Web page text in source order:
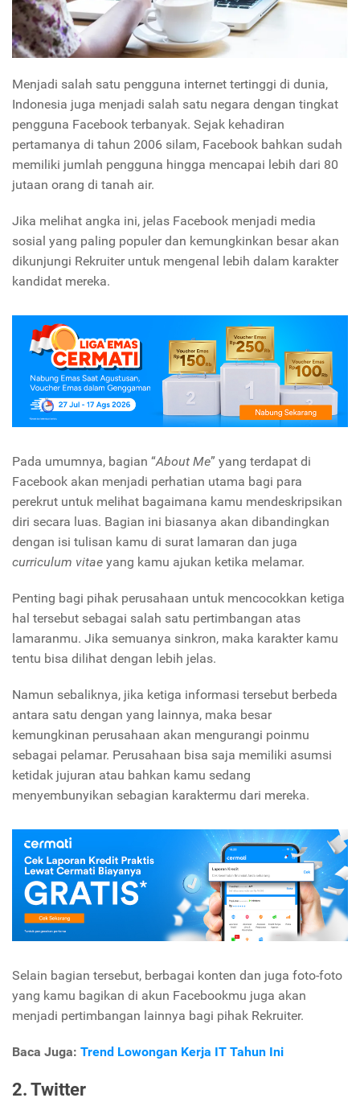
Menjadi salah satu pengguna internet tertinggi di dunia,
Indonesia juga menjadi salah satu negara dengan tingkat
pengguna Facebook terbanyak. Sejak kehadiran
pertamanya di tahun 2006 silam, Facebook bahkan sudah
memiliki jumlah pengguna hingga mencapai lebih dari 80
jutaan orang di tanah air.
Jika melihat angka ini, jelas Facebook menjadi media
sosial yang paling populer dan kemungkinkan besar akan
dikunjungi Rekruiter untuk mengenal lebih dalam karakter
kandidat mereka.
Pada umumnya, bagian “About Me” yang terdapat di
Facebook akan menjadi perhatian utama bagi para
perekrut untuk melihat bagaimana kamu mendeskripsikan
diri secara luas. Bagian ini biasanya akan dibandingkan
dengan isi tulisan kamu di surat lamaran dan juga
curriculum vitae yang kamu ajukan ketika melamar.
Penting bagi pihak perusahaan untuk mencocokkan ketiga
hal tersebut sebagai salah satu pertimbangan atas
lamaranmu. Jika semuanya sinkron, maka karakter kamu
tentu bisa dilihat dengan lebih jelas.
Namun sebaliknya, jika ketiga informasi tersebut berbeda
antara satu dengan yang lainnya, maka besar
kemungkinan perusahaan akan mengurangi poinmu
sebagai pelamar. Perusahaan bisa saja memiliki asumsi
ketidak jujuran atau bahkan kamu sedang
menyembunyikan sebagian karaktermu dari mereka.
Selain bagian tersebut, berbagai konten dan juga foto-foto
yang kamu bagikan di akun Facebookmu juga akan
menjadi pertimbangan lainnya bagi pihak Rekruiter.
Baca Juga: Trend Lowongan Kerja IT Tahun Ini
2. Twitter